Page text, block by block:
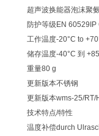
超声波换能器泡沫聚
防护等级EN 60529IP
工作温度-20°C to
储存温度-40°C 到
重量80 g
更新版本不锈钢
更新版本wms-25/RT/
技术特点/特性
温度补偿durch